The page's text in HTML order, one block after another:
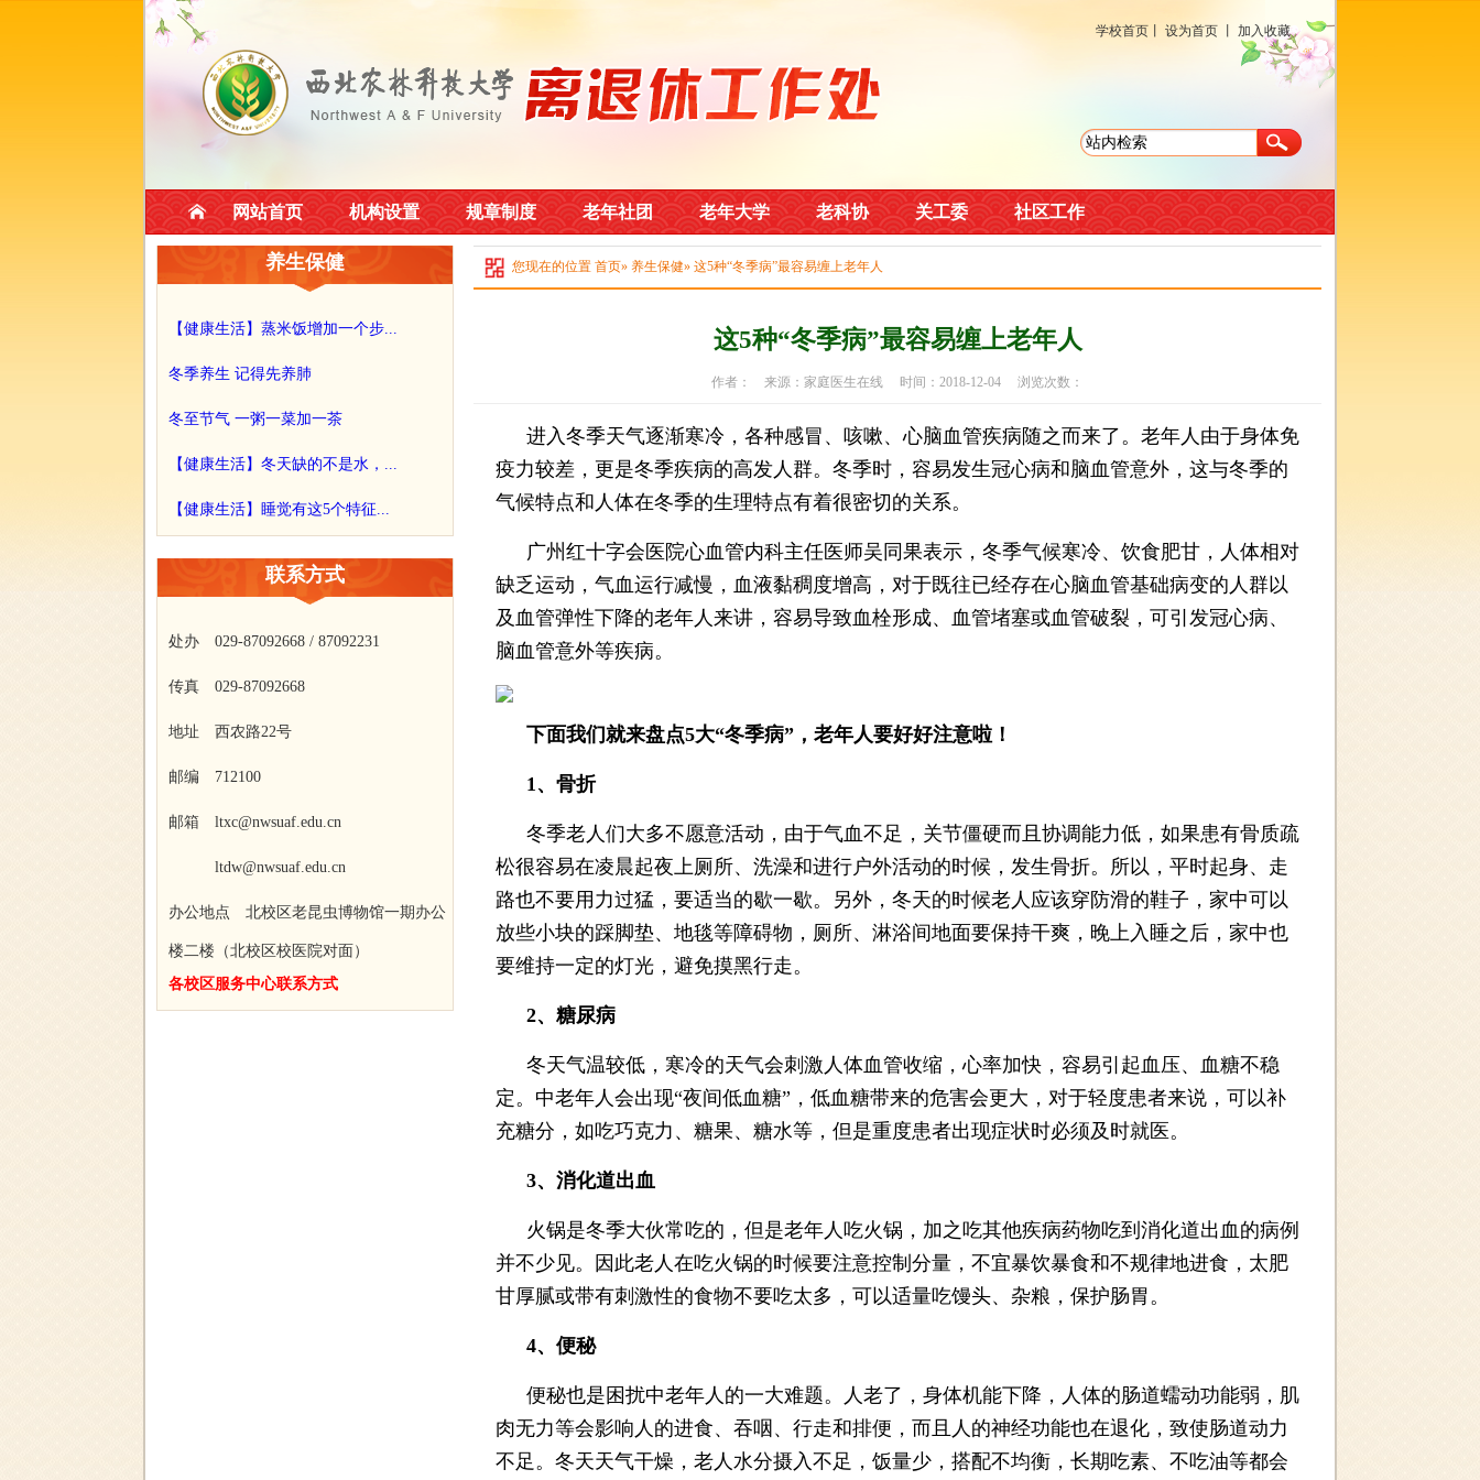
学校首页 设为首页 加入收藏
网站首页 机构设置 规章制度 老年社团 老年大学 老科协 关工委 社区工作
养生保健
【健康生活】蒸米饭增加一个步...
冬季养生 记得先养肺
冬至节气 一粥一菜加一茶
【健康生活】冬天缺的不是水，...
【健康生活】睡觉有这5个特征...
联系方式
处办 029-87092668 / 87092231
传真 029-87092668
地址 西农路22号
邮编 712100
邮箱 ltxc@nwsuaf.edu.cn
ltdw@nwsuaf.edu.cn
办公地点 北校区老昆虫博物馆一期办公
楼二楼（北校区校医院对面）
各校区服务中心联系方式
您现在的位置 首页» 养生保健» 这5种“冬季病”最容易缠上老年人
这5种“冬季病”最容易缠上老年人
作者： 来源：家庭医生在线 时间：2018-12-04 浏览次数：
进入冬季天气逐渐寒冷，各种感冒、咳嗽、心脑血管疾病随之而来了。老年人由于身体免
疫力较差，更是冬季疾病的高发人群。冬季时，容易发生冠心病和脑血管意外，这与冬季的
气候特点和人体在冬季的生理特点有着很密切的关系。
广州红十字会医院心血管内科主任医师吴同果表示，冬季气候寒冷、饮食肥甘，人体相对
缺乏运动，气血运行减慢，血液黏稠度增高，对于既往已经存在心脑血管基础病变的人群以
及血管弹性下降的老年人来讲，容易导致血栓形成、血管堵塞或血管破裂，可引发冠心病、
脑血管意外等疾病。
下面我们就来盘点5大“冬季病”，老年人要好好注意啦！
1、骨折
冬季老人们大多不愿意活动，由于气血不足，关节僵硬而且协调能力低，如果患有骨质疏
松很容易在凌晨起夜上厕所、洗澡和进行户外活动的时候，发生骨折。所以，平时起身、走
路也不要用力过猛，要适当的歇一歇。另外，冬天的时候老人应该穿防滑的鞋子，家中可以
放些小块的踩脚垫、地毯等障碍物，厕所、淋浴间地面要保持干爽，晚上入睡之后，家中也
要维持一定的灯光，避免摸黑行走。
2、糖尿病
冬天气温较低，寒冷的天气会刺激人体血管收缩，心率加快，容易引起血压、血糖不稳
定。中老年人会出现“夜间低血糖”，低血糖带来的危害会更大，对于轻度患者来说，可以补
充糖分，如吃巧克力、糖果、糖水等，但是重度患者出现症状时必须及时就医。
3、消化道出血
火锅是冬季大伙常吃的，但是老年人吃火锅，加之吃其他疾病药物吃到消化道出血的病例
并不少见。因此老人在吃火锅的时候要注意控制分量，不宜暴饮暴食和不规律地进食，太肥
甘厚腻或带有刺激性的食物不要吃太多，可以适量吃馒头、杂粮，保护肠胃。
4、便秘
便秘也是困扰中老年人的一大难题。人老了，身体机能下降，人体的肠道蠕动功能弱，肌
肉无力等会影响人的进食、吞咽、行走和排便，而且人的神经功能也在退化，致使肠道动力
不足。冬天天气干燥，老人水分摄入不足，饭量少，搭配不均衡，长期吃素、不吃油等都会